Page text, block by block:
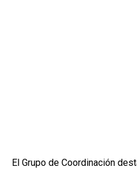
El Grupo de Coordinación